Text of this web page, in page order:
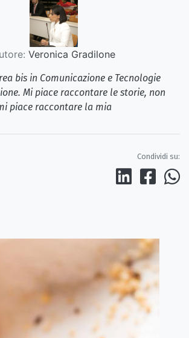
Veronica Gradilone
bis in Comunicazione e Tecnologie
Mi piace raccontare le storie, non
piace raccontare la mia
Condividi su: